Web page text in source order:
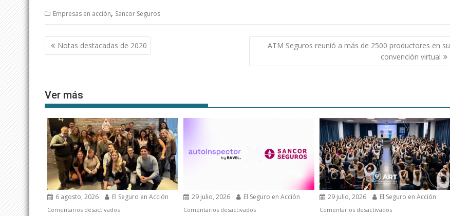
Empresas en acción, Sancor Seguros
Navegación
de
Notas destacadas de 2020
ATM Seguros reunió a más de 2500 productores en su
convención virtual
Ver más
6 agosto, 2026 El Seguro en Acción
Comentarios desactivadosen
29 julio, 2026 El Seguro en Acción
Comentarios desactivadosen
29 julio, 2026 El Seguro en Acción
Comentarios desactivadosen